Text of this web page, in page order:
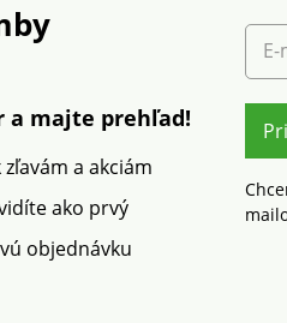
a majte prehľad!
a akciám
ako prvý
objednávku